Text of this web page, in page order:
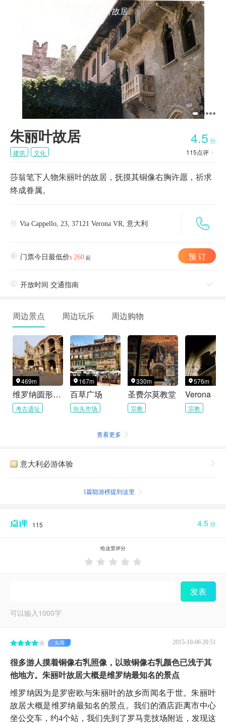

朱丽叶故居
朱丽叶故居 4.5 分
115点评 
建筑 文化
莎翁笔下人物朱丽叶的故居，抚摸其铜像右胸许愿，祈求
终成眷属。

 Via Cappello, 23, 37121 Verona VR, 意大利
 门票今日最低价¥ 260 起 预 订
 开放时间 交通指南 
周边景点 周边玩乐 周边购物
469m
维罗纳圆形竞技场
考古遗址
 167m
百草广场
街头市场
330m
圣费尔莫教堂
宗教
576m
Verona
宗教
查看更多 
意大利必游体验 
1篇聪游榜提到这里 
115 4.5分
给这里评分
    
发表
可以输入1000字
2015-10-06 20:51
实用
很多游人摸着铜像右乳照像，以致铜像右乳颜色已浅于其
他地方。朱丽叶故居大概是维罗纳最知名的景点
维罗纳因为是罗密欧与朱丽叶的故乡而闻名于世。朱丽叶
故居大概是维罗纳最知名的景点。我们的酒店距离市中心
坐公交车，约4个站，我们先到了罗马竞技场附近，发现这